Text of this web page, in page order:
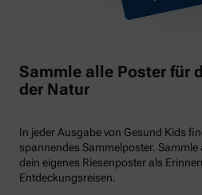
Sammle alle Poster für
der Natur
In jeder Ausgabe von Gesund Kids
spannendes Sammelposter.
dein eigenes Riesenposter als
Entdeckungsreisen.